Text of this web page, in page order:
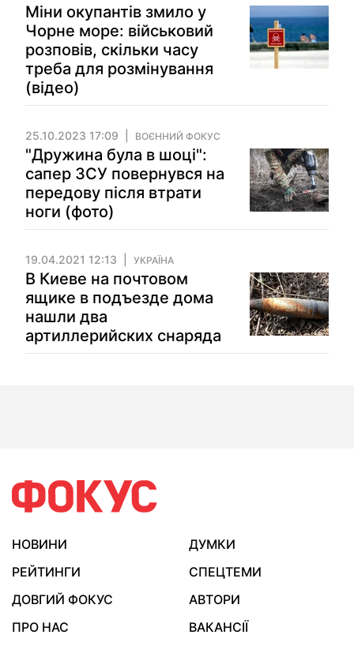
Міни окупантів змило у
Чорне море: військовий
розповів, скільки часу
треба для розмінування
(відео)
25.10.2023 17:09 ВОЄННИЙ ФОКУС
"Дружина була в шоці":
сапер ЗСУ повернувся на
передову після втрати
ноги (фото)
19.04.2021 12:13 УКРАЇНА
В Киеве на почтовом
ящике в подъезде дома
нашли два
артиллерийских снаряда
НОВИНИ
ДУМКИ
РЕЙТИНГИ
СПЕЦТЕМИ
ДОВГИЙ ФОКУС
АВТОРИ
ПРО НАС
ВАКАНСІЇ